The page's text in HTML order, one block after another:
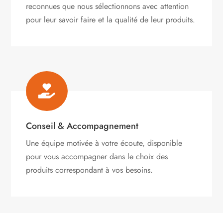
reconnues que nous sélectionnons avec attention
pour leur savoir faire et la qualité de leur produits.

Conseil & Accompagnement
Une équipe motivée à votre écoute, disponible
pour vous accompagner dans le choix des
produits correspondant à vos besoins.